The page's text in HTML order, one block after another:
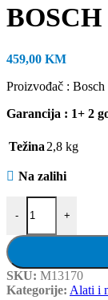
459,00 KM
Proizvođač : Bosch
Garancija : 1+ 2
Težina 2,8 kg
Na zalihi
-
BOSCH bušilica
+
SKU: M13170
Kategorije: Alati i